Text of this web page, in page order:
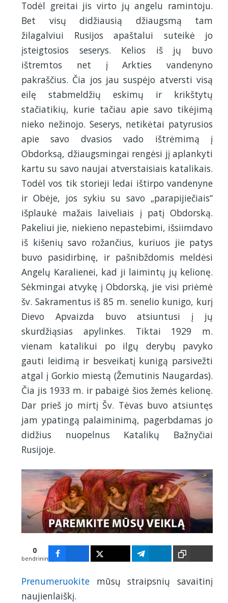
Todėl greitai jis virto jų angelu ramintoju.
Bet visų didžiausią džiaugsmą tam
žilagalviui Rusijos apaštalui suteikė jo
įsteigtosios seserys. Kelios iš jų buvo
ištremtos net į Arkties vandenyno
pakraščius. Čia jos jau suspėjo atversti visą
eilę stabmeldžių eskimų ir krikštytų
stačiatikių, kurie tačiau apie savo tikėjimą
nieko nežinojo. Seserys, netikėtai patyrusios
apie savo dvasios vado ištrėmimą į
Obdorksą, džiaugsmingai rengėsi jį aplankyti
kartu su savo naujai atverstaisiais katalikais.
Todėl vos tik storieji ledai ištirpo vandenyne
ir Obėje, jos sykiu su savo „parapijiečiais“
išplaukė mažais laiveliais į patį Obdorską.
Pakeliui jie, niekieno nepastebimi, išsiimdavo
iš kišenių savo rožančius, kuriuos jie patys
buvo pasidirbinę, ir pašnibždomis meldėsi
Angelų Karalienei, kad ji laimintų jų kelionę.
Sėkmingai atvykę į Obdorską, jie visi priėmė
šv. Sakramentus iš 85 m. senelio kunigo, kurį
Dievo Apvaizda buvo atsiuntusi į jų
skurdžiąsias apylinkes. Tiktai 1929 m.
vienam katalikui po ilgų derybų pavyko
gauti leidimą ir besveikatį kunigą parsivežti
atgal į Gorkio miestą (Žemutinis Naugardas).
Čia jis 1933 m. ir pabaigė šios žemės kelionę.
Dar prieš jo mirtį Šv. Tėvas buvo atsiuntęs
jam ypatingą palaiminimą, pagerbdamas jo
didžius nuopelnus Katalikų Bažnyčiai
Rusijoje.
0
bendrinimų
Prenumeruokite mūsų straipsnių savaitinį
naujienlaiškį.